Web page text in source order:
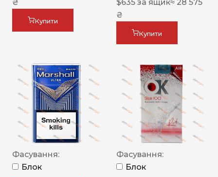
₴
Купити
$635 за ящик≈ 28 575
₴
Купити
Фасування:
Блок
Фасування:
Блок